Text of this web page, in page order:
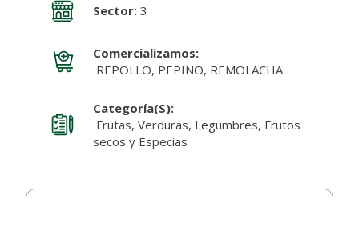
Sector:3
Comercializamos:
REPOLLO, PEPINO, REMOLACHA
Categoría(s):
Frutas, Verduras, Legumbres, Frutos
secos y Especias